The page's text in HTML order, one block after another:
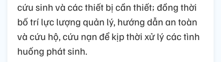
cứu sinh và các thiết bị cần thiết; đồng thời
bố trí lực lượng quản lý, hướng dẫn an toàn
và cứu hộ, cứu nạn để kịp thời xử lý các tình
huống phát sinh.